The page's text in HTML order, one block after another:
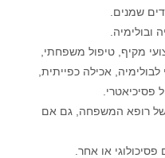
שמנים.
מקיף, טיפול משפחתי,
לבולימיה, אכילה כפייתית,
פסיכיאטרי.
של רופא המשפחה, גם אם
או אחר.